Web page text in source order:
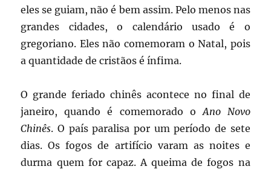
eles se guiam, não é bem assim. Pelo menos nas
grandes cidades, o calendário usado é o
gregoriano. Eles não comemoram o Natal, pois
a quantidade de cristãos é ínfima.
O grande feriado chinês acontece no final de
janeiro, quando é comemorado oAno Novo
Chinês. O país paralisa por um período de sete
dias. Os fogos de artifício varam as noites e
durma quem for capaz. A queima de fogos na